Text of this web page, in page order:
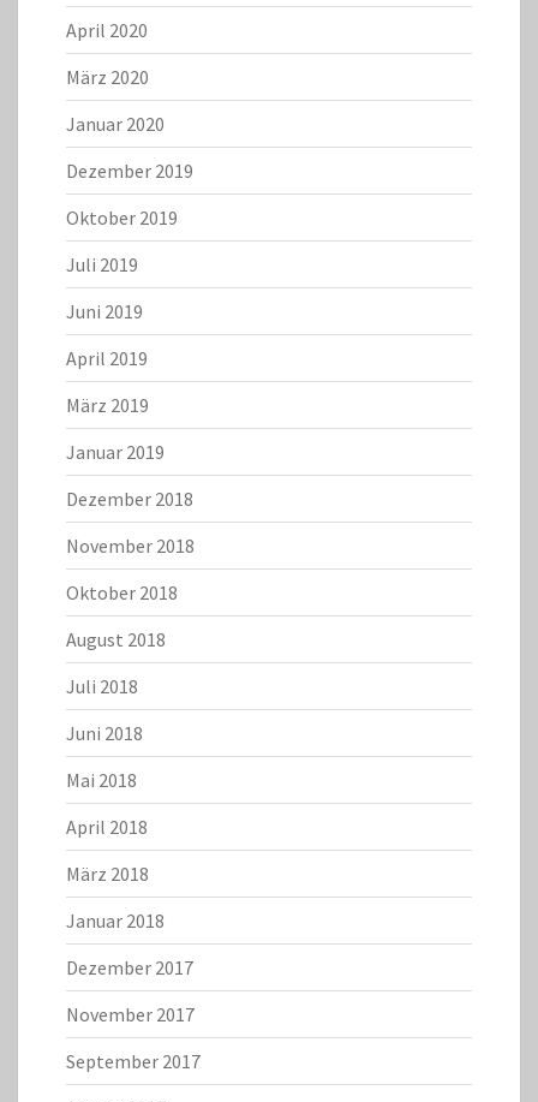
April 2020
März 2020
Januar 2020
Dezember 2019
Oktober 2019
Juli 2019
Juni 2019
April 2019
März 2019
Januar 2019
Dezember 2018
November 2018
Oktober 2018
August 2018
Juli 2018
Juni 2018
Mai 2018
April 2018
März 2018
Januar 2018
Dezember 2017
November 2017
September 2017